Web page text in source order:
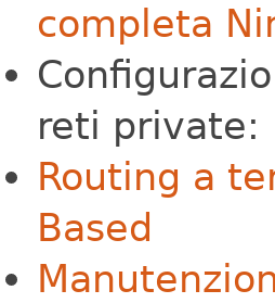
completa
reti private:
Routing a
Based